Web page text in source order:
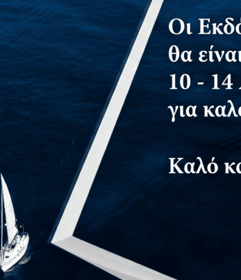
Προσεγγίσεις στο Μάθημα της
το βιβλίο μας ακολουθώντας το link:https://
Δείτε επίσης
Απρ